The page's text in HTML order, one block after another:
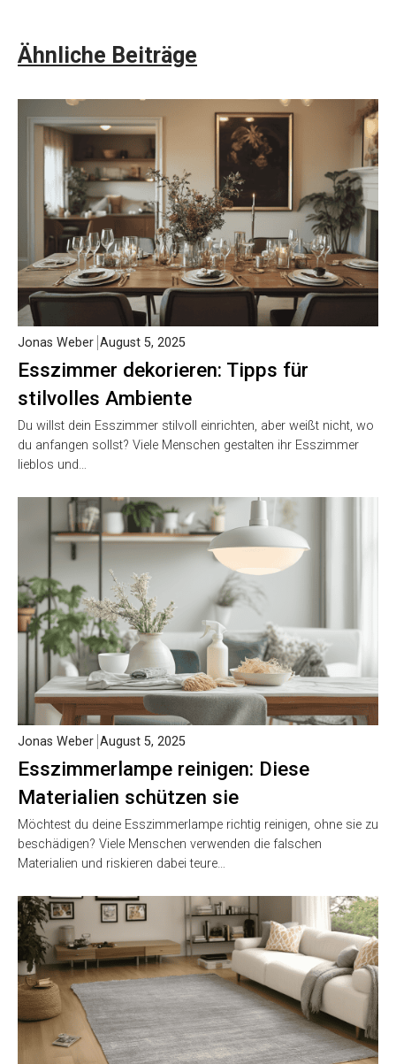
Ähnliche Beiträge
Esszimmer dekorieren: Tipps für
stilvolles Ambiente
Jonas Weber August 5, 2025
Du willst dein Esszimmer stilvoll einrichten, aber weißt nicht, wo
du anfangen sollst? Viele Menschen gestalten ihr Esszimmer
lieblos und…
Esszimmerlampe reinigen: Diese
Materialien schützen sie
Jonas Weber August 5, 2025
Möchtest du deine Esszimmerlampe richtig reinigen, ohne sie zu
beschädigen? Viele Menschen verwenden die falschen
Materialien und riskieren dabei teure…